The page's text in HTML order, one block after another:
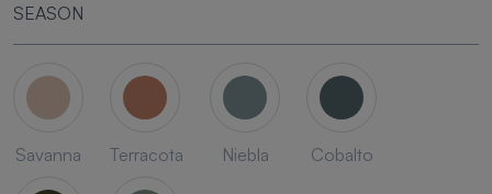
SEASON
Savanna Terracota Niebla Cobalto